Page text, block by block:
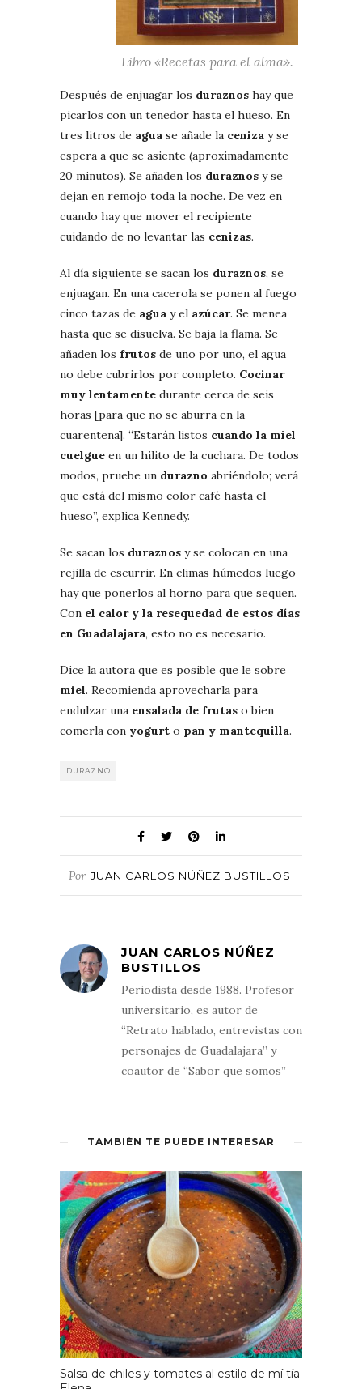
Libro «Recetas para el alma».
Después de enjuagar los duraznos hay que
picarlos con un tenedor hasta el hueso. En
tres litros de agua se añade la ceniza y se
espera a que se asiente (aproximadamente
20 minutos). Se añaden los duraznos y se
dejan en remojo toda la noche. De vez en
cuando hay que mover el recipiente
cuidando de no levantar las cenizas.
Al día siguiente se sacan los duraznos, se
enjuagan. En una cacerola se ponen al fuego
cinco tazas de agua y el azúcar. Se menea
hasta que se disuelva. Se baja la flama. Se
añaden los frutos de uno por uno, el agua
no debe cubrirlos por completo. Cocinar
muy lentamente durante cerca de seis
horas [para que no se aburra en la
cuarentena]. “Estarán listos cuando la miel
cuelgue en un hilito de la cuchara. De todos
modos, pruebe un durazno abriéndolo; verá
que está del mismo color café hasta el
hueso”, explica Kennedy.
Se sacan los duraznos y se colocan en una
rejilla de escurrir. En climas húmedos luego
hay que ponerlos al horno para que sequen.
Con el calor y la resequedad de estos días
en Guadalajara, esto no es necesario.
Dice la autora que es posible que le sobre
miel. Recomienda aprovecharla para
endulzar una ensalada de frutas o bien
comerla con yogurt o pan y mantequilla.
DURAZNO
Por JUAN CARLOS NÚÑEZ BUSTILLOS
JUAN CARLOS NÚÑEZ
BUSTILLOS
Periodista desde 1988. Profesor
universitario, es autor de
“Retrato hablado, entrevistas con
personajes de Guadalajara” y
coautor de “Sabor que somos”
TAMBIÉN TE PUEDE INTERESAR
Salsa de chiles y tomates al estilo de mí tía